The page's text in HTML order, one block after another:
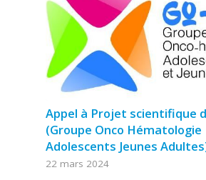
Appel à Projet scientifique
(Groupe Onco Hématologie
Adolescents Jeunes
22 mars 2024